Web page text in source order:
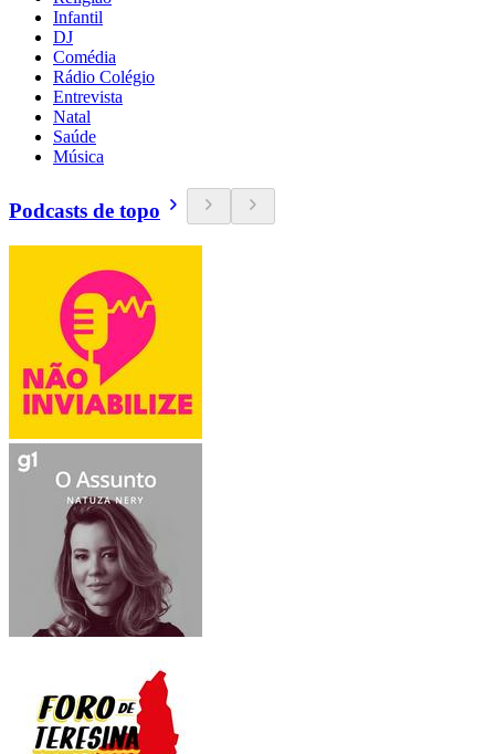
Infantil
DJ
Comédia
Rádio Colégio
Entrevista
Natal
Saúde
Música
Podcasts de topo